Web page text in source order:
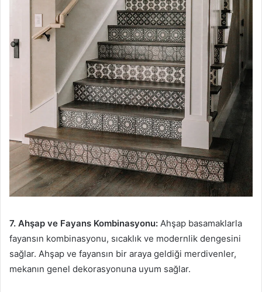
7. Ahşap ve Fayans Kombinasyonu: Ahşap basamaklarla
fayansın kombinasyonu, sıcaklık ve modernlik dengesini
sağlar. Ahşap ve fayansın bir araya geldiği merdivenler,
mekanın genel dekorasyonuna uyum sağlar.